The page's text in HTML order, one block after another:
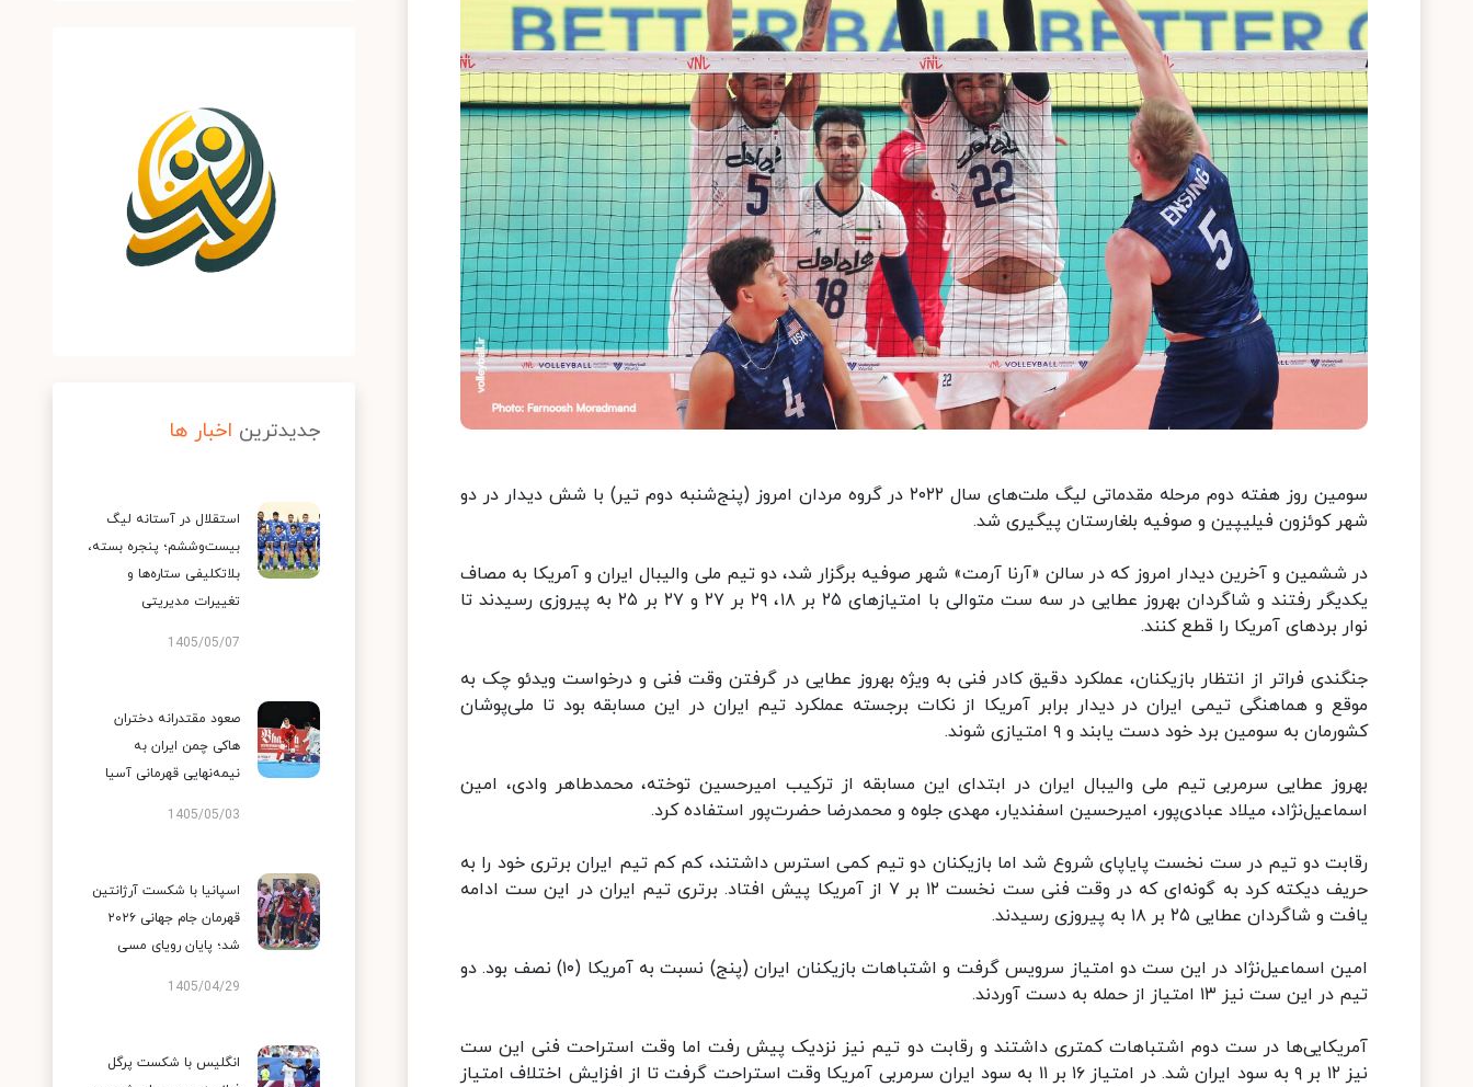
سومین روز هفته دوم مرحله مقدماتی لیگ ملت‌های سال ۲۰۲۲ در گروه مردان امروز (پنج‌شنبه دوم تیر) با شش دیدار در دو
شهر کوئزون فیلیپین و صوفیه بلغارستان پیگیری شد.
در ششمین و آخرین دیدار امروز که در سالن «آرنا آرمت» شهر صوفیه برگزار شد، دو تیم ملی والیبال ایران و آمریکا به مصاف
یکدیگر رفتند و شاگردان بهروز عطایی در سه ست متوالی با امتیازهای ۲۵ بر ۱۸، ۲۹ بر ۲۷ و ۲۷ بر ۲۵ به پیروزی رسیدند تا
نوار بردهای آمریکا را قطع کنند.
جنگندی فراتر از انتظار بازیکنان، عملکرد دقیق کادر فنی به ویژه بهروز عطایی در گرفتن وقت فنی و درخواست ویدئو چک به
موقع و هماهنگی تیمی ایران در دیدار برابر آمریکا از نکات برجسته عملکرد تیم ایران در این مسابقه بود تا ملی‌پوشان
کشورمان به سومین برد خود دست یابند و ۹ امتیازی شوند.
بهروز عطایی سرمربی تیم ملی والیبال ایران در ابتدای این مسابقه از ترکیب امیرحسین توخته، محمدطاهر وادی، امین
اسماعیل‌نژاد، میلاد عبادی‌پور، امیرحسین اسفندیار، مهدی جلوه و محمدرضا حضرت‌پور استفاده کرد.
رقابت دو تیم در ست نخست پایاپای شروع شد اما بازیکنان دو تیم کمی استرس داشتند، کم کم تیم ایران برتری خود را به
حریف دیکته کرد به گونه‌ای که در وقت فنی ست نخست ۱۲ بر ۷ از آمریکا پیش افتاد. برتری تیم ایران در این ست ادامه
یافت و شاگردان عطایی ۲۵ بر ۱۸ به پیروزی رسیدند.
امین اسماعیل‌نژاد در این ست دو امتیاز سرویس گرفت و اشتباهات بازیکنان ایران (پنج) نسبت به آمریکا (۱۰) نصف بود. دو
تیم در این ست نیز ۱۳ امتیاز از حمله به دست آوردند.
آمریکایی‌ها در ست دوم اشتباهات کمتری داشتند و رقابت دو تیم نیز نزدیک پیش رفت اما وقت استراحت فنی این ست
نیز ۱۲ بر ۹ به سود ایران شد. در امتیاز ۱۶ بر ۱۱ به سود ایران سرمربی آمریکا وقت استراحت گرفت تا از افزایش اختلاف امتیاز
جدیدترین اخبار ها
استقلال در آستانه لیگ
بیست‌وششم؛ پنجره بسته،
بلاتکلیفی ستاره‌ها و
تغییرات مدیریتی
1405/05/07
صعود مقتدرانه دختران
هاکی چمن ایران به
نیمه‌نهایی قهرمانی آسیا
1405/05/03
اسپانیا با شکست آرژانتین
قهرمان جام جهانی ۲۰۲۶
شد؛ پایان رویای مسی
1405/04/29
انگلیس با شکست پرگل